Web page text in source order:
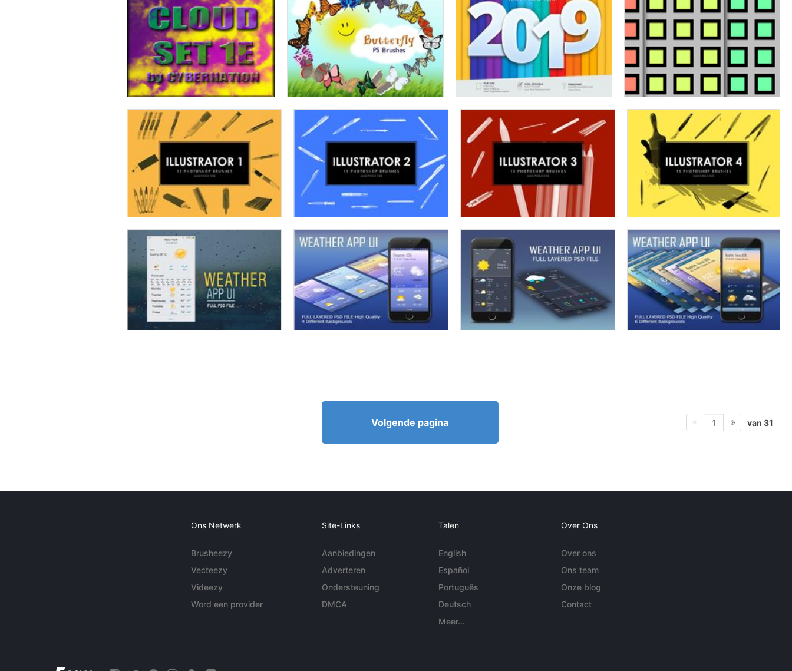
Volgende pagina 1 van 31
Ons Netwerk
Brusheezy
Vecteezy
Videezy
Word een provider
Site-Links
Aanbiedingen
Adverteren
Ondersteuning
DMCA
Talen
English
Español
Português
Deutsch
Meer...
Over Ons
Over ons
Ons team
Onze blog
Contact